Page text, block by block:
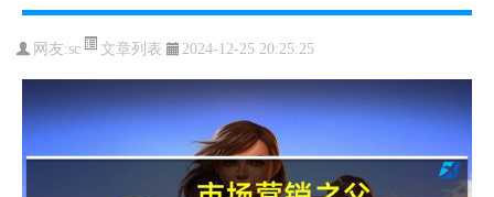
网友:sc 文章列表 2024-12-25 20:25:25